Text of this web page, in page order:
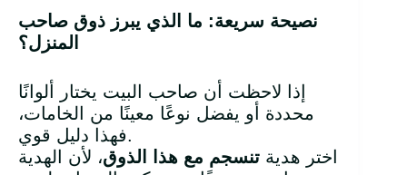
نصيحة سريعة: ما الذي يبرز ذوق صاحب
المنزل؟
إذا لاحظت أن صاحب البيت يختار ألوانًا
محددة أو يفضل نوعًا معينًا من الخامات،
فهذا دليل قوي.
اختر هدية تنسجم مع هذا الذوق، لأن الهدية